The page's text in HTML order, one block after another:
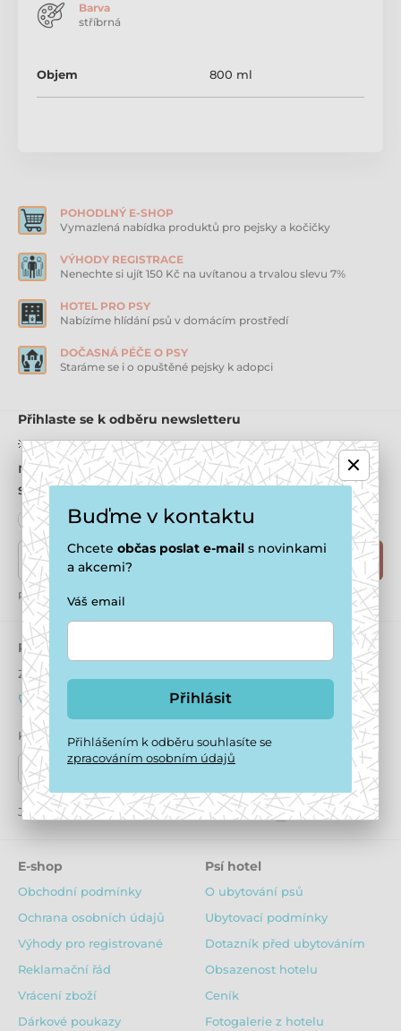
Barva
stříbrná
Objem 800 ml
POHODLNÝ E-SHOP
Vymazlená nabídka produktů pro pejsky a kočičky
VÝHODY REGISTRACE
Nenechte si ujít 150 Kč na uvítanou a trvalou slevu 7%
HOTEL PRO PSY
Nabízíme hlídání psů v domácím prostředí
DOČASNÁ PÉČE O PSY
Staráme se i o opuštěné pejsky k adopci
Přihlaste se k odběru newsletteru
💡 Nechcete se raději registrovat? Získáte 200 Kč
na první nákup, 10% slevu na každý nákup, a
samozřejmě i odběr newsletterů.
Zde napište váš e-mail Přihlásit
Přihlášením k odběru souhlasíte se
Potřebujete poradit
Zákaznický servis je k dispozici
+420 771 194 837
info@puppydaycare.cz
Kde nás najdete
Naše prodejny
Jsme také na: Youtube Facebook Instagram
E-shop
Obchodní podmínky
Ochrana osobních údajů
Výhody pro registrované
Reklamační řád
Vrácení zboží
Dárkové poukazy
Psí hotel
O ubytování psů
Ubytovací podmínky
Dotazník před ubytováním
Obsazenost hotelu
Ceník
Fotogalerie z hotelu
Buďme v kontaktu
Chcete občas poslat e-mail s novinkami
a akcemi?
Váš email
Přihlásit
Přihlášením k odběru souhlasíte se
zpracováním osobním údajů